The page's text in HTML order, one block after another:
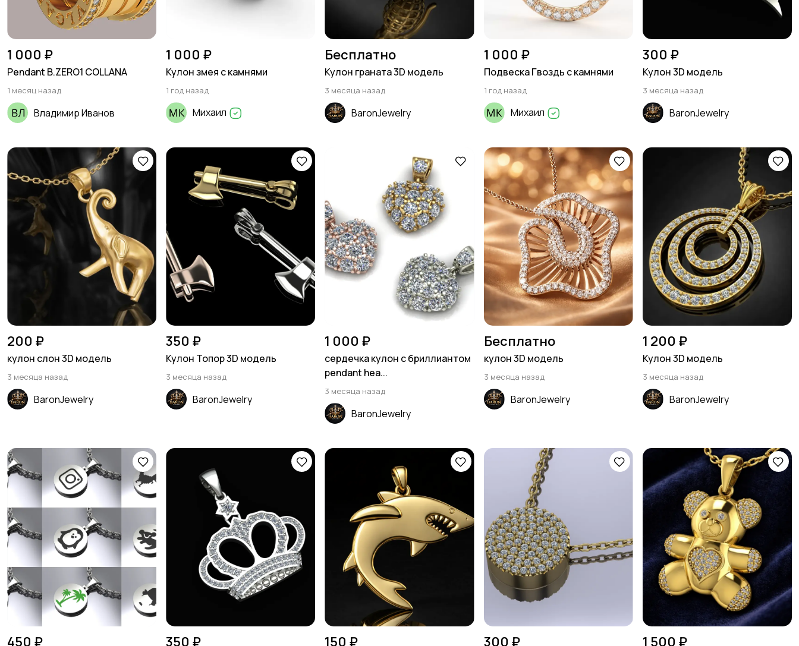
1 000 ₽
Pendant B.ZERO1 COLLANA
1 месяц назад
Владимир Иванов
1 000 ₽
Кулон змея с камнями
1 год назад
Михаил
Бесплатно
Кулон граната 3D модель
3 месяца назад
BaronJewelry
1 000 ₽
Подвеска Гвоздь с камнями
1 год назад
Михаил
300 ₽
Кулон 3D модель
3 месяца назад
BaronJewelry
200 ₽
кулон слон 3D модель
3 месяца назад
BaronJewelry
350 ₽
Кулон Топор 3D модель
3 месяца назад
BaronJewelry
1 000 ₽
сердечка кулон с бриллиантом
pendant hea...
3 месяца назад
BaronJewelry
Бесплатно
кулон 3D модель
3 месяца назад
BaronJewelry
1 200 ₽
Кулон 3D модель
3 месяца назад
BaronJewelry
450 ₽ 350 ₽ 150 ₽ 300 ₽ 1 500 ₽